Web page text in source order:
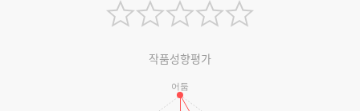
작품성향평가
어둠